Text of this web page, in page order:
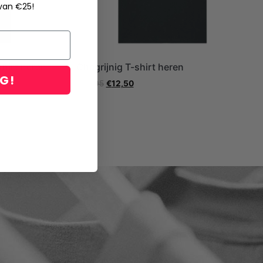
heren Chagrijnig T-shirt heren
24,95 €12,50
€25!